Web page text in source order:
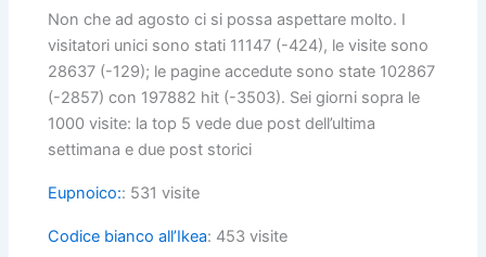
Non che ad agosto ci si possa aspettare molto. I
visitatori unici sono stati 11147 (-424), le visite sono
28637 (-129); le pagine accedute sono state 102867
(-2857) con 197882 hit (-3503). Sei giorni sopra le
1000 visite: la top 5 vede due post dell’ultima
settimana e due post storici
Eupnoico:: 531 visite
Codice bianco all’Ikea: 453 visite